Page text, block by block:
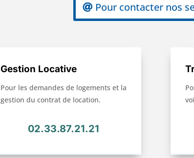
Pour contacter nos
Gestion Locative
Pour les demandes de logements et la
gestion du contrat de location.
02.33.87.21.21